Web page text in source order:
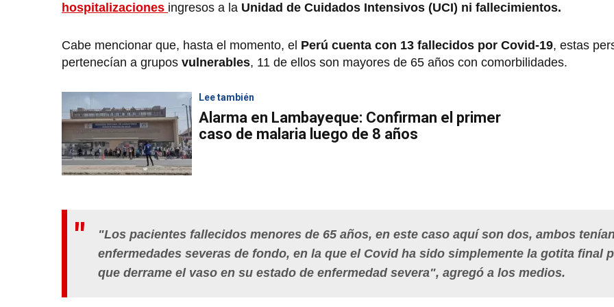
hospitalizaciones ingresos a la Unidad de Cuidados Intensivos (UCI) ni fallecimientos.
Cabe mencionar que, hasta el momento, el Perú cuenta con 13 fallecidos por Covid-19, estas
pertenecían a grupos vulnerables, 11 de ellos son mayores de 65 años con comorbilidades.
Lee también
Alarma en Lambayeque: Confirman el primer
caso de malaria luego de 8 años
"Los pacientes fallecidos menores de 65 años, en este caso aquí son dos, ambos
enfermedades severas de fondo, en la que el Covid ha sido simplemente la gotita final
que derrame el vaso en su estado de enfermedad severa", agregó a los medios.